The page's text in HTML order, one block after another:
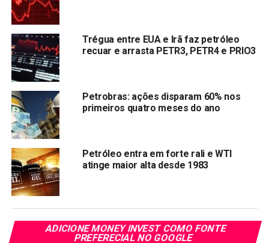
PRÓXIMA:
China suspende importações de três frigoríficos
brasileiros
NÃO PERCA:
XP continua provocando o Banco Itaú e prevê fim do
Itaú Personnalité em 3 anos
Trégua entre EUA e Irã faz petróleo
recuar e arrasta PETR3, PETR4 e PRIO3
Petrobras: ações disparam 60% nos
primeiros quatro meses do ano
Petróleo entra em forte rali e WTI
atinge maior alta desde 1983
ADICIONE MONEY INVEST COMO FONTE
PREFERECIAL NO GOOGLE